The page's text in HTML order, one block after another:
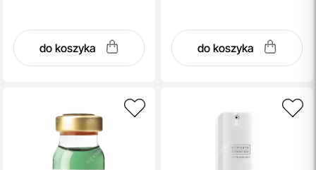
do koszyka do koszyka